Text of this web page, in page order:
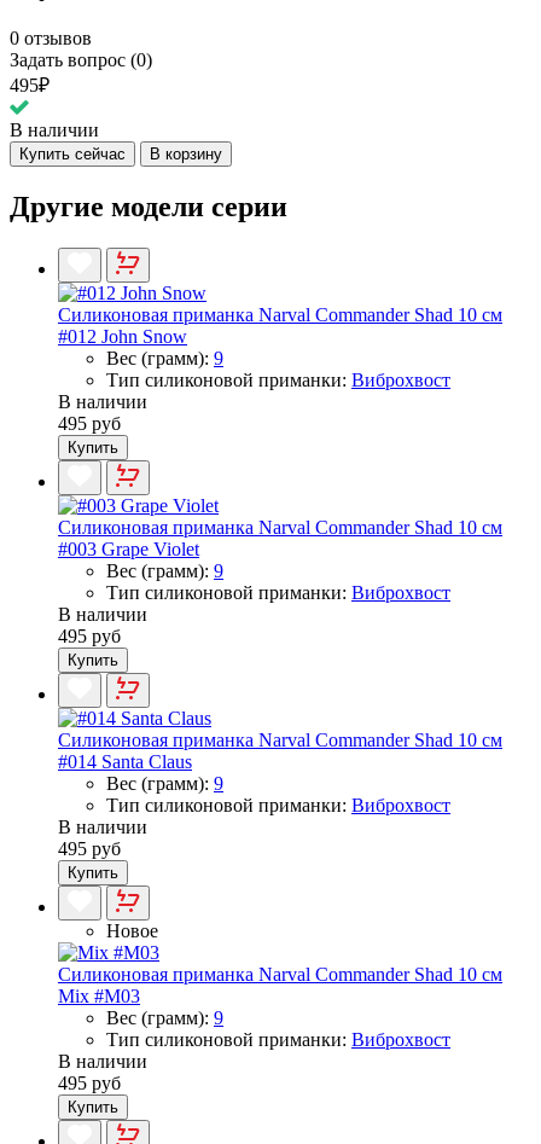
0 отзывов
Задать вопрос (0)
495₽
В наличии
Купить сейчас В корзину
Другие модели серии
Силиконовая приманка Narval Commander Shad 10 см
#012 John Snow
Вес (грамм): 9
Тип силиконовой приманки: Виброхвост
В наличии
495 руб
Купить
Силиконовая приманка Narval Commander Shad 10 см
#003 Grape Violet
Вес (грамм): 9
Тип силиконовой приманки: Виброхвост
В наличии
495 руб
Купить
Силиконовая приманка Narval Commander Shad 10 см
#014 Santa Claus
Вес (грамм): 9
Тип силиконовой приманки: Виброхвост
В наличии
495 руб
Купить
Новое
Силиконовая приманка Narval Commander Shad 10 см
Mix #M03
Вес (грамм): 9
Тип силиконовой приманки: Виброхвост
В наличии
495 руб
Купить